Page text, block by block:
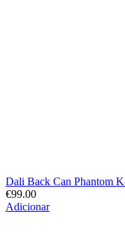
Dali Back Can Phantom
€99.00
Adicionar